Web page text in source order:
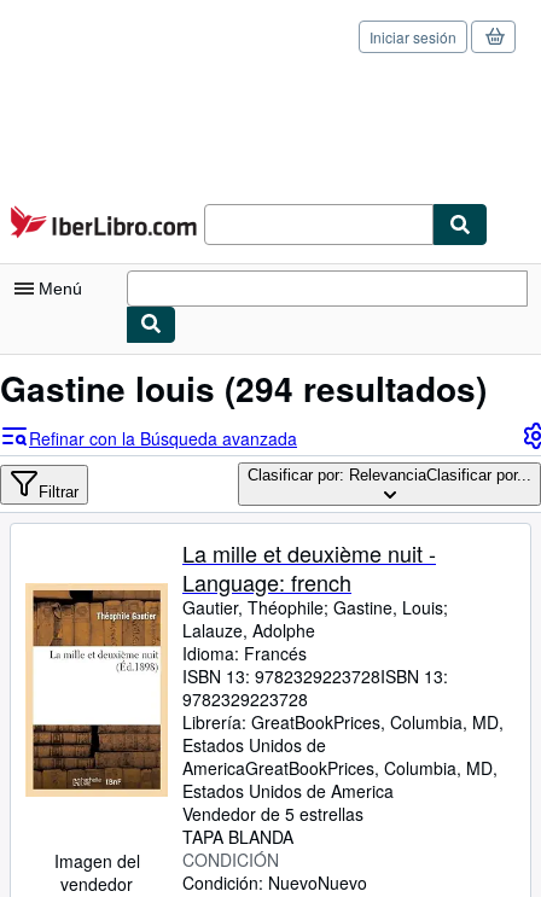
Pasar al contenido principal
IberLibro.com
Iniciar sesión
Menú
Mi cuenta
Cerrar sesión
Búsqueda avanzada
Libros antiguos
Arte y coleccionismo
Ayuda
CERRAR
Gastine louis (294 resultados)
Refinar con la Búsqueda avanzada
Filtrar
Clasificar por: RelevanciaClasificar por...
Imagen del
vendedor
La mille et deuxième nuit -
Language: french
Gautier, Théophile; Gastine, Louis;
Lalauze, Adolphe
Idioma: Francés
ISBN 13: 9782329223728ISBN 13:
9782329223728
Librería: GreatBookPrices, Columbia, MD,
Estados Unidos de
AmericaGreatBookPrices, Columbia, MD,
Estados Unidos de America
Vendedor de 5 estrellas
TAPA BLANDA
CONDICIÓN
Condición: NuevoNuevo